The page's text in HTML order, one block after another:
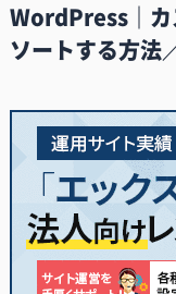
WordPress｜カ
ソートする方